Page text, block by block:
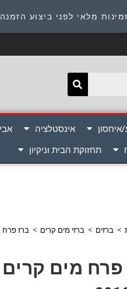
מלאי לפני ביצוע הזמנה
איחסון אינסטלציה
תחזוקת הבית וניקיון
> ברזים > ברזי מים קרים > ברז פרח
פרח מים